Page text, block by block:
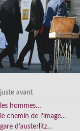
juste avant
les hommes…
le chemin de l’image…
gare d’austerlitz…